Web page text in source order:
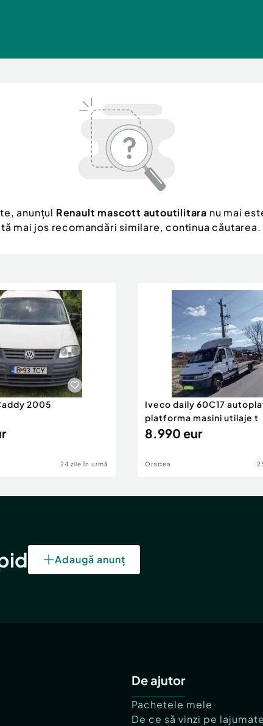
anunțul Renault mascott autoutilitara nu mai
mai jos recomandări similare, continua căutarea.
2005
24 zile în urmă
Iveco daily 60C17
platforma masini utilaje t
8.990 eur
Oradea
Adaugă anunț
De ajutor
Pachetele mele
De ce să vinzi pe